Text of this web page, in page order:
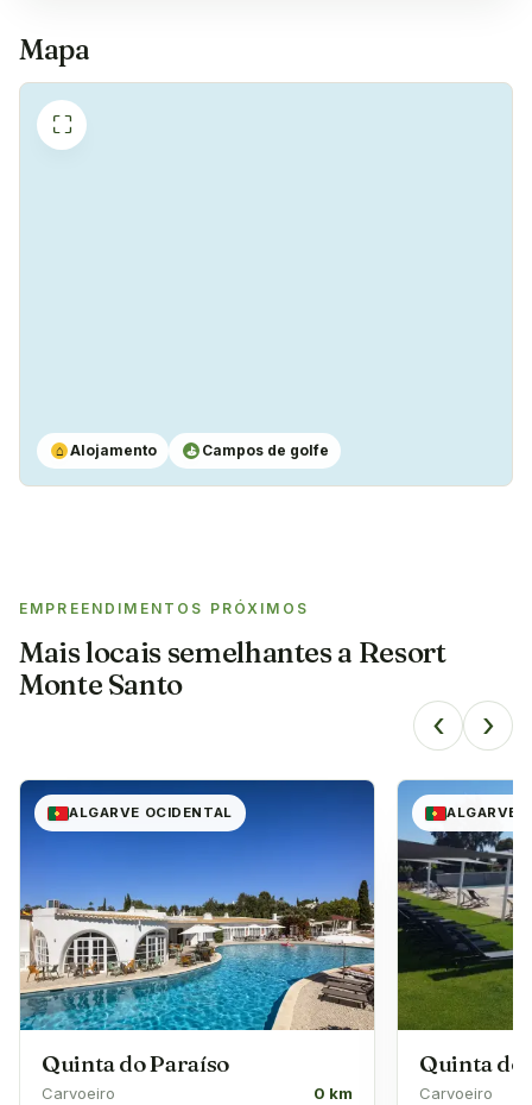
Sim
✓ Máquina de café
Sim
Mapa
⛶
⌂ Alojamento ⛳ Campos de golfe
EMPREENDIMENTOS PRÓXIMOS
Mais locais semelhantes a Resort
Monte Santo
‹ ›
ALGARVE OCIDENTAL
Quinta do Paraíso
Carvoeiro 0 km
ALGARVE
Quinta
Carvoeiro